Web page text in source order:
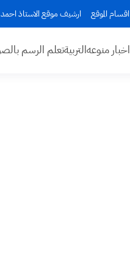
اقسام الموقع ارشيف موقع الاستاذ
اخبار منوعهالتربيةتعلم الرسم